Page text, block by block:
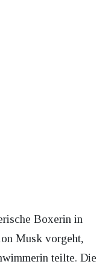
Boxerin in
Musk vorgeht,
teilte. Die